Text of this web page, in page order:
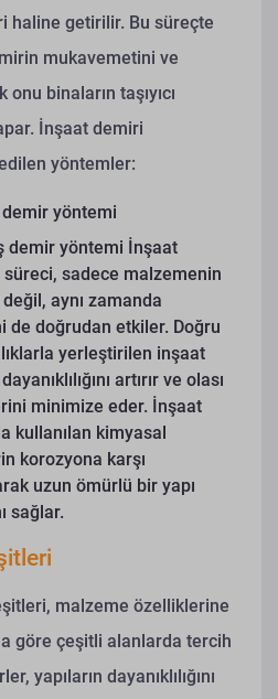
haline getirilir. Bu süreçte
mukavemetini ve
onu binaların taşıyıcı
İnşaat demiri
yöntemler:
yöntemi
demir yöntemi İnşaat
sadece malzemenin
aynı zamanda
de doğrudan etkiler. Doğru
yerleştirilen inşaat
artırır ve olası
minimize eder. İnşaat
kullanılan kimyasal
korozyona karşı
uzun ömürlü bir yapı
sağlar.
malzeme özelliklerine
göre çeşitli alanlarda tercih
yapıların dayanıklılığını